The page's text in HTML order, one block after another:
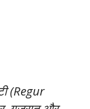
(Regur